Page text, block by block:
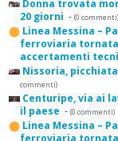
Donna trovata
20 giorni - (0 commenti)
Linea Messina –
ferroviaria tornata
accertamenti
Nissoria,
commenti)
Centuripe, via ai
il paese - (0 commenti)
Linea Messina –